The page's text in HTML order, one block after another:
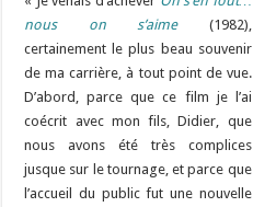
nous on s’aime
(1982),
certainement le plus beau souvenir
de ma carrière, à tout point de vue.
D’abord, parce que ce film je l’ai
coécrit avec mon fils, Didier, que
nous avons été très complices
jusque sur le tournage, et parce que
l’accueil du public fut une nouvelle